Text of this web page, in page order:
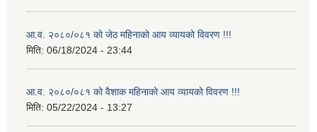
आ.व. २०८०/०८१ को जेठ महिनाको आय व्यायको विवरण !!!
मिति: 06/18/2024 - 23:44
आ.व. २०८०/०८१ को वैशाक महिनाको आय व्यायको विवरण !!!
मिति: 05/22/2024 - 13:27